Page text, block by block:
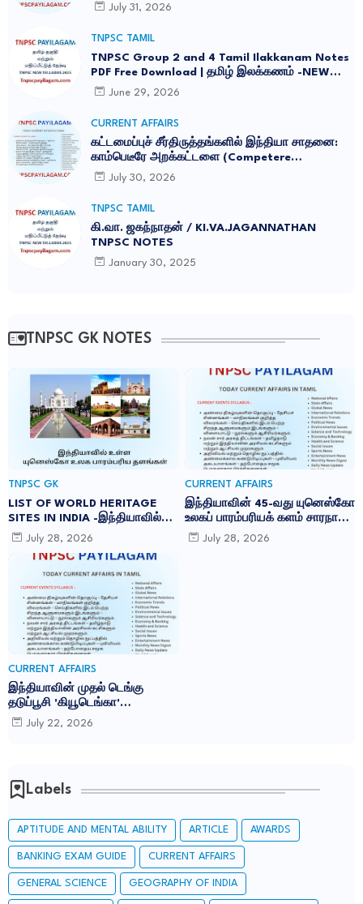
July 31, 2026
TNPSC TAMIL
TNPSC Group 2 and 4 Tamil Ilakkanam Notes
PDF Free Download | தமிழ் இலக்கணம் -NEW
SYLLABUS UPDATED -2026
June 29, 2026
CURRENT AFFAIRS
கட்டமைப்புச் சீர்திருத்தங்களில் இந்தியா சாதனை:
காம்பெடீரே அறக்கட்டளை (Competere
Foundation) வெளியிட்ட அறிக்கை
July 30, 2026
TNPSC TAMIL
கி.வா. ஜகந்நாதன் / KI.VA.JAGANNATHAN
TNPSC NOTES
January 30, 2025
TNPSC GK NOTES
TNPSC GK
LIST OF WORLD HERITAGE
SITES IN INDIA -இந்தியாவில்
உள்ள 45 யுனெஸ்கோ உலக
பாரம்பரிய தளங்கள்:
July 28, 2026
CURRENT AFFAIRS
இந்தியாவின் 45-வது யுனெஸ்கோ
உலகப் பாரம்பரியக் களம் சாரநாத்:
TNPSC CURRENT AFFAIRS IN
TAMIL JULY 2026
July 28, 2026
CURRENT AFFAIRS
இந்தியாவின் முதல் டெங்கு
தடுப்பூசி 'கியூடெங்கா'
(Qdenga): TNPSC CURRENT
AFFAIRS IN TAMIL JULY 2026
July 22, 2026
Labels
APTITUDE AND MENTAL ABILITY ARTICLE AWARDS
BANKING EXAM GUIDE CURRENT AFFAIRS
GENERAL SCIENCE GEOGRAPHY OF INDIA